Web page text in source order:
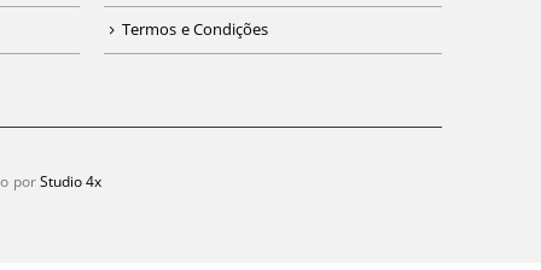
Termos e Condições
porStudio 4x